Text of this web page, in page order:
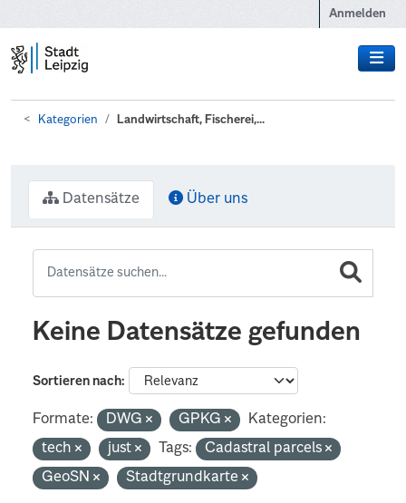
Anmelden
Kategorien Landwirtschaft, Fischerei,...
Datensätze Über uns
Keine Datensätze gefunden
Sortieren nach
Formate: DWG GPKG
Kategorien:
tech
just Tags:
Cadastral parcels
GeoSN
Stadtgrundkarte